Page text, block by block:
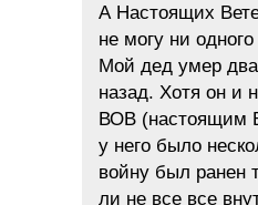
А Настоящих
не могу ни
Мой дед умер
назад. Хотя он и
ВОВ (настоящим
у него было
войну был ранен
ли не все все